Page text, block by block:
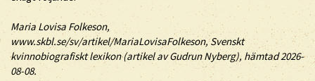
Maria Lovisa Folkeson,
www.skbl.se/sv/artikel/MariaLovisaFolkeson, Svenskt
kvinnobiografiskt lexikon (artikel avGudrun Nyberg), hämtad 2026-
08-08.